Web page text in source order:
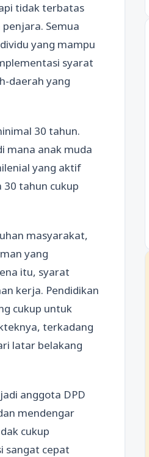
tidak terbatas
Semua
yang mampu
syarat
daerah yang
30 tahun.
mana anak muda
yang aktif
tahun cukup
masyarakat,
yang
itu, syarat
kerja. Pendidikan
cukup untuk
terkadang
latar belakang
anggota DPD
mendengar
cukup
sangat cepat